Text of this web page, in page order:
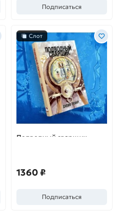
Подписаться
Слот
Подводный сварщик
1360 ₽
Подписаться